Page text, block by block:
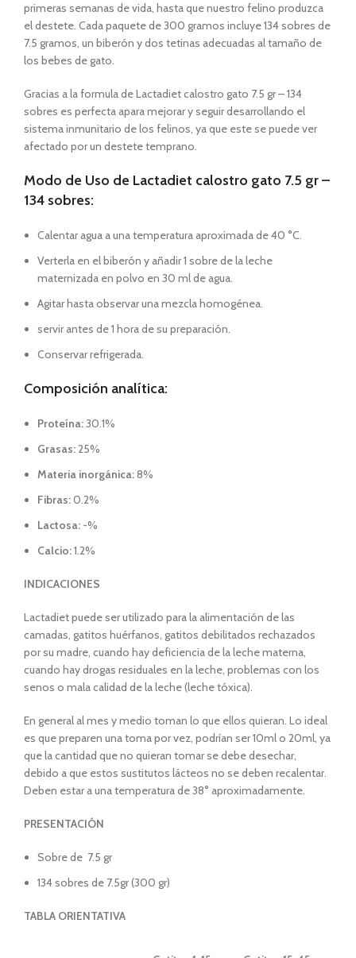
primeras semanas de vida, hasta que nuestro felino produzca
el destete. Cada paquete de 300 gramos incluye 134 sobres de
7.5 gramos, un biberón y dos tetinas adecuadas al tamaño de
los bebes de gato.
Gracias a la formula de Lactadiet calostro gato 7.5 gr – 134
sobres es perfecta apara mejorar y seguir desarrollando el
sistema inmunitario de los felinos, ya que este se puede ver
afectado por un destete temprano.
Modo de Uso de Lactadiet calostro gato 7.5 gr –
134 sobres:
Calentar agua a una temperatura aproximada de 40 °C.
Verterla en el biberón y añadir 1 sobre de la leche
maternizada en polvo en 30 ml de agua.
Agitar hasta observar una mezcla homogénea.
servir antes de 1 hora de su preparación.
Conservar refrigerada.
Composición analítica:
Proteína:30.1%
Grasas:25%
Materia inorgánica:8%
Fibras:0.2%
Lactosa: -%
Calcio:1.2%
INDICACIONES
Lactadiet puede ser utilizado para la alimentación de las
camadas, gatitos huérfanos, gatitos debilitados rechazados
por su madre, cuando hay deficiencia de la leche materna,
cuando hay drogas residuales en la leche, problemas con los
senos o mala calidad de la leche (leche tóxica).
En general al mes y medio toman lo que ellos quieran. Lo ideal
es que preparen una toma por vez, podrían ser 10ml o 20ml, ya
que la cantidad que no quieran tomar se debe desechar,
debido a que estos sustitutos lácteos no se deben recalentar.
Deben estar a una temperatura de 38° aproximadamente.
PRESENTACIÓN
Sobre de 7.5 gr
134 sobres de 7.5gr (300 gr)
TABLA ORIENTATIVA